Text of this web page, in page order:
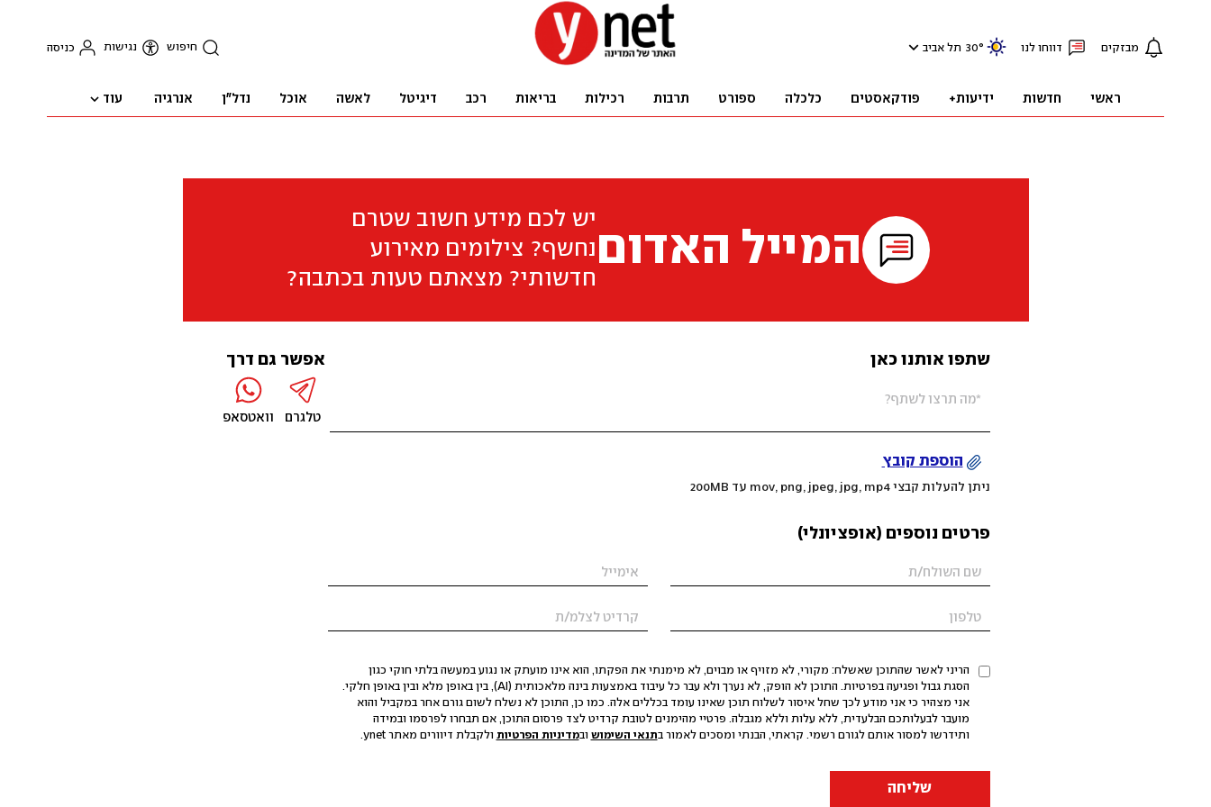
מבזקים דווחו לנו 30° תל אביב חיפוש נגישות כניסה
ראשי חדשות ידיעות+ פודקאסטים כלכלה ספורט תרבות רכילות בריאות רכב דיגיטל לאשה אוכל נדל"ן אנרגיה עוד
המייל האדום
יש לכם מידע חשוב שטרם
נחשף? צילומים מאירוע
חדשותי? מצאתם טעות בכתבה?
שתפו אותנו כאן
הוספת קובץ
ניתן להעלות קבצי mov, png, jpeg, jpg, mp4 עד 200MB
פרטים נוספים (אופציונלי)
הריני לאשר שהתוכן שאשלח: מקורי, לא מזויף או מבוים, לא מימנתי את הפקתו, הוא אינו מועתק או נגוע במעשה בלתי חוקי כגון
הסגת גבול ופגיעה בפרטיות. התוכן לא הופק, לא נערך ולא עבר כל עיבוד באמצעות בינה מלאכותית (AI), בין באופן מלא ובין באופן חלקי.
אני מצהיר כי אני מודע לכך שחל איסור לשלוח תוכן שאינו עומד בכללים אלה. כמו כן, התוכן לא נשלח לשום גורם אחר במקביל והוא
מועבר לבעלותכם הבלעדית, ללא עלות וללא מגבלה. פרטיי מהימנים לטובת קרדיט לצד פרסום התוכן, אם תבחרו לפרסמו ובמידה
ותידרשו למסור אותם לגורם רשמי. קראתי, הבנתי ומסכים לאמור בתנאי השימוש ובמדיניות הפרטיות ולקבלת דיוורים מאתר ynet.
שליחה
אפשר גם דרך
טלגרם וואטסאפ